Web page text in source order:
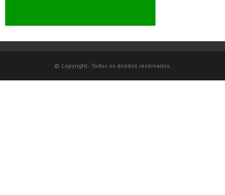
© Copyright - Todos os direitos reservados.